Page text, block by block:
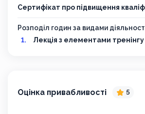
Сертифікат про підвищення
Розподіл годин за видами
Лекція з елементами
Оцінка привабливості 5